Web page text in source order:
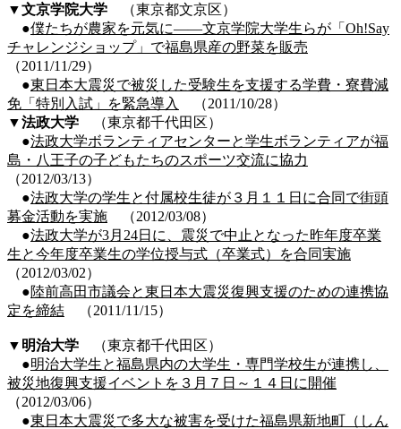
▼文京学院大学 （東京都文京区）
●僕たちが農家を元気に――文京学院大学生らが「Oh!Say
チャレンジショップ」で福島県産の野菜を販売
（2011/11/29）
●東日本大震災で被災した受験生を支援する学費・寮費減
免「特別入試」を緊急導入
（2011/10/28）
▼法政大学
（東京都千代田区）
●法政大学ボランティアセンターと学生ボランティアが福
島・八王子の子どもたちのスポーツ交流に協力
（2012/03/13）
●法政大学の学生と付属校生徒が３月１１日に合同で街頭
募金活動を実施 （2012/03/08）
●法政大学が3月24日に、震災で中止となった昨年度卒業
生と今年度卒業生の学位授与式（卒業式）を合同実施
（2012/03/02）
●陸前高田市議会と東日本大震災復興支援のための連携協
定を締結 （2011/11/15）
▼ 明治大学
（東京都千代田区）
●明治大学生と福島県内の大学生・専門学校生が連携し、
被災地復興支援イベントを３月７日～１４日に開催
（2012/03/06）
●東日本大震災で多大な被害を受けた福島県新地町（しん